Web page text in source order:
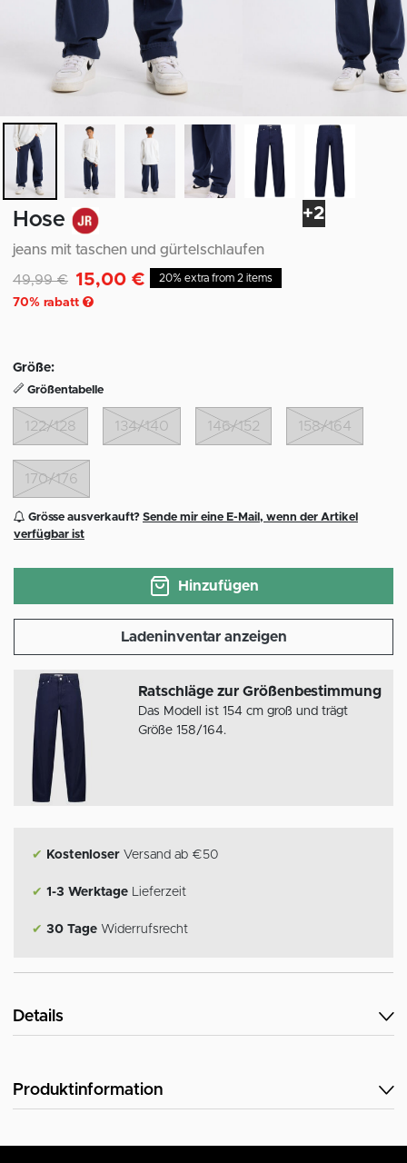
+2
Hose
jeans mit taschen und gürtelschlaufen
Reduziert von
49,99 €auf15,00 €
70% rabatt
20% extra from 2 items
Größe:
Größentabelle
122/128 134/140 146/152 158/164
170/176
Grösse ausverkauft? Sende mir eine E-Mail, wenn der Artikel
verfügbar ist
Hinzufügen
Ladeninventar anzeigen
Ratschläge zur Größenbestimmung
Das Modell ist 154 cm groß und trägt
Größe 158/164.
✔ Kostenloser Versand ab €50
✔ 1-3 Werktage Lieferzeit
✔ 30 Tage Widerrufsrecht
Details
Produktinformation